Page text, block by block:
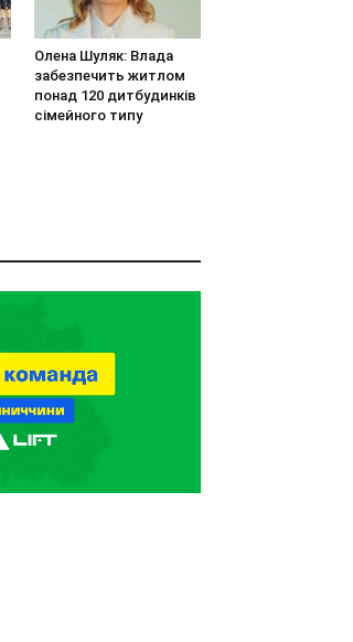
Олена Шуляк: Влада
забезпечить житлом
понад 120 дитбудинків
сімейного типу